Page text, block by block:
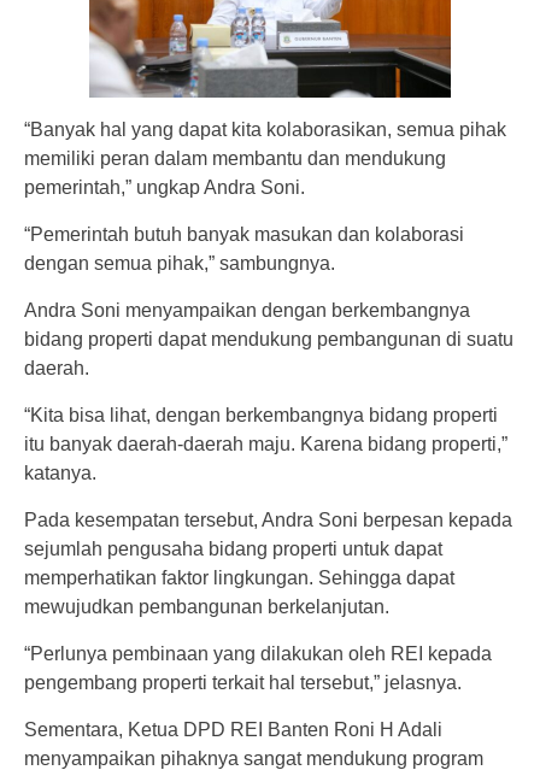
“Banyak hal yang dapat kita kolaborasikan, semua pihak
memiliki peran dalam membantu dan mendukung
pemerintah,” ungkap Andra Soni.
“Pemerintah butuh banyak masukan dan kolaborasi
dengan semua pihak,” sambungnya.
Andra Soni menyampaikan dengan berkembangnya
bidang properti dapat mendukung pembangunan di suatu
daerah.
“Kita bisa lihat, dengan berkembangnya bidang properti
itu banyak daerah-daerah maju. Karena bidang properti,”
katanya.
Pada kesempatan tersebut, Andra Soni berpesan kepada
sejumlah pengusaha bidang properti untuk dapat
memperhatikan faktor lingkungan. Sehingga dapat
mewujudkan pembangunan berkelanjutan.
“Perlunya pembinaan yang dilakukan oleh REI kepada
pengembang properti terkait hal tersebut,” jelasnya.
Sementara, Ketua DPD REI Banten Roni H Adali
menyampaikan pihaknya sangat mendukung program